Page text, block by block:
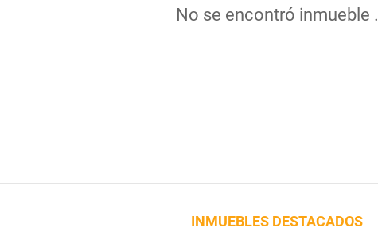
No se encontró inmueble .
INMUEBLES DESTACADOS